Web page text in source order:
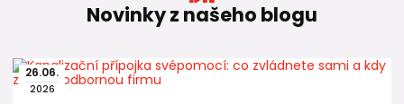
Jak vybrat správný průměr kolena?
Jaký je rozdíl mezi kolenem 45° a 90°?
Novinky z našeho blogu
26.06.
2026